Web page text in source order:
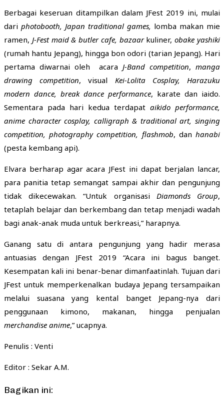
Berbagai keseruan ditampilkan dalam JFest 2019 ini, mulai
dari photobooth, Japan traditional games, lomba makan mie
ramen, J-Fest maid & butler cafe, bazaarkuliner,obake yashiki
(rumah hantu Jepang), hingga bon odori (tarian Jepang). Hari
pertama diwarnai oleh acara J-Band competition, manga
drawing competition, visual Kei-Lolita Cosplay, Harazuku
modern dance, break dance performance, karate dan iaido.
Sementara pada hari kedua terdapat aikido performance,
anime character cosplay, calligraph & traditional art, singing
competition, photography competition, flashmob, danhanabi
(pesta kembang api).
Elvara berharap agar acara JFest ini dapat berjalan lancar,
para panitia tetap semangat sampai akhir dan pengunjung
tidak dikecewakan. “Untuk organisasi Diamonds Group,
tetaplah belajar dan berkembang dan tetap menjadi wadah
bagi anak-anak muda untuk berkreasi,” harapnya.
Ganang satu di antara pengunjung yang hadir merasa
antuasias dengan JFest 2019 “Acara ini bagus banget.
Kesempatan kali ini benar-benar dimanfaatinlah. Tujuan dari
JFest untuk memperkenalkan budaya Jepang tersampaikan
melalui suasana yang kental banget Jepang-nya dari
penggunaan kimono, makanan, hingga penjualan
merchandise anime,” ucapnya.
Penulis : Venti
Editor : Sekar A.M.
Bagikan ini: